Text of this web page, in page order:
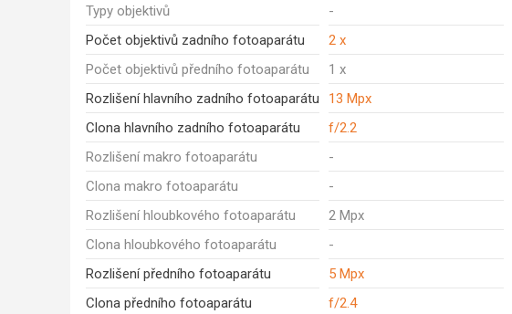
Typy objektivů
-
Počet objektivů zadního fotoaparátu
2 x
Počet objektivů předního fotoaparátu
1 x
Rozlišení hlavního zadního fotoaparátu
13 Mpx
Clona hlavního zadního fotoaparátu
f/2.2
Rozlišení makro fotoaparátu
-
Clona makro fotoaparátu
-
Rozlišení hloubkového fotoaparátu
2 Mpx
Clona hloubkového fotoaparátu
-
Rozlišení předního fotoaparátu
5 Mpx
Clona předního fotoaparátu
f/2.4